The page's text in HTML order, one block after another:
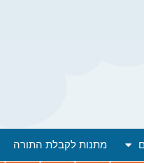
מתנות לקבלת התורה